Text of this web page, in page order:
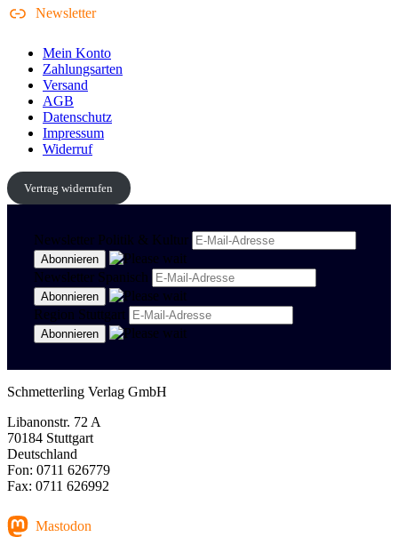
Newsletter
Mein Konto
Zahlungsarten
Versand
AGB
Datenschutz
Impressum
Widerruf
Vertrag widerrufen
Newsletter Politik & Kultur
Newsletter Spanisch
Region Stuttgart
Schmetterling Verlag GmbH
Libanonstr. 72 A
70184 Stuttgart
Deutschland
Fon: 0711 626779
Fax: 0711 626992
Mastodon